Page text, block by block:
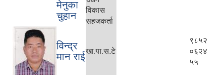
मेनुका
चुहान
विकास
सहजकर्ता
विन्द्र
मान राईखा.पा.स.टे
९८५२
०६२४
५५